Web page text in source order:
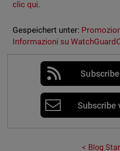
clic qui.
Gespeichert unter:
Informazioni su
Subscribe
Blog